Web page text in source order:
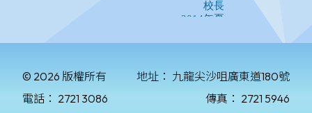
© 2026 版權所有 地址： 九龍尖沙咀廣東道180號
電話： 2721 3086 傳真： 2721 5946